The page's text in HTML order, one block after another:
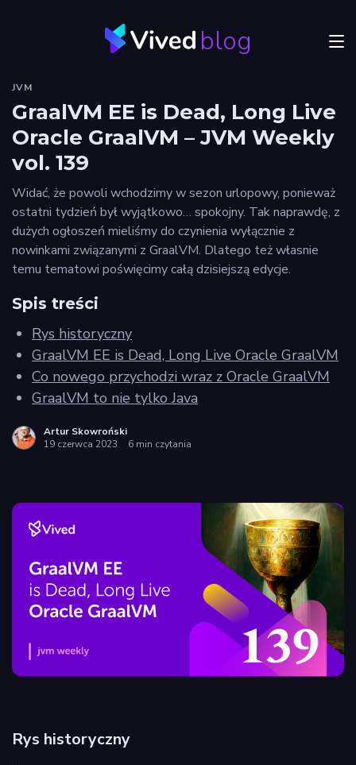
blog
Craftsmanship
Frontend
Autorzy
Odkryj
Vived
Privacy
policy
JVM
GraalVM EE is Dead, Long Live
Oracle GraalVM – JVM Weekly
vol. 139
Widać, że powoli wchodzimy w sezon urlopowy, ponieważ
ostatni tydzień był wyjątkowo… spokojny. Tak naprawdę, z
dużych ogłoszeń mieliśmy do czynienia wyłącznie z
nowinkami związanymi z GraalVM. Dlatego też własnie
temu tematowi poświęcimy całą dzisiejszą edycje.
Spis treści
Rys historyczny
GraalVM EE is Dead, Long Live Oracle GraalVM
Co nowego przychodzi wraz z Oracle GraalVM
GraalVM to nie tylko Java
Artur Skowroński
19 czerwca 2023
6 min czytania
Rys historyczny